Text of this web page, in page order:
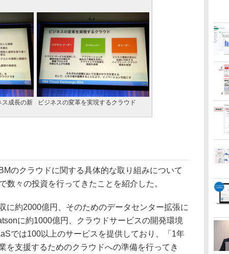
ス成長の新 ビジネスの変革を実現するクラウド
のクラウドに関する具体的な取り組みについて
数々の投資を行ってきたことを紹介した。
約2000億円、そのためのデータセンター拡張に
に約1000億円、クラウドサービスの開発環境
では100以上のサービスを提供しており、「1年
を支援するためのクラウドへの準備を行ってき